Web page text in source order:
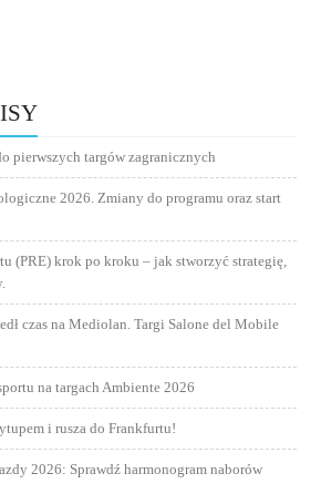
pierwszych targów zagranicznych
2026. Zmiany do programu oraz start
(PRE) krok po kroku – jak stworzyć strategię,
czas na Mediolan. Targi Salone del Mobile
na targach Ambiente 2026
i rusza do Frankfurtu!
2026: Sprawdź harmonogram naborów